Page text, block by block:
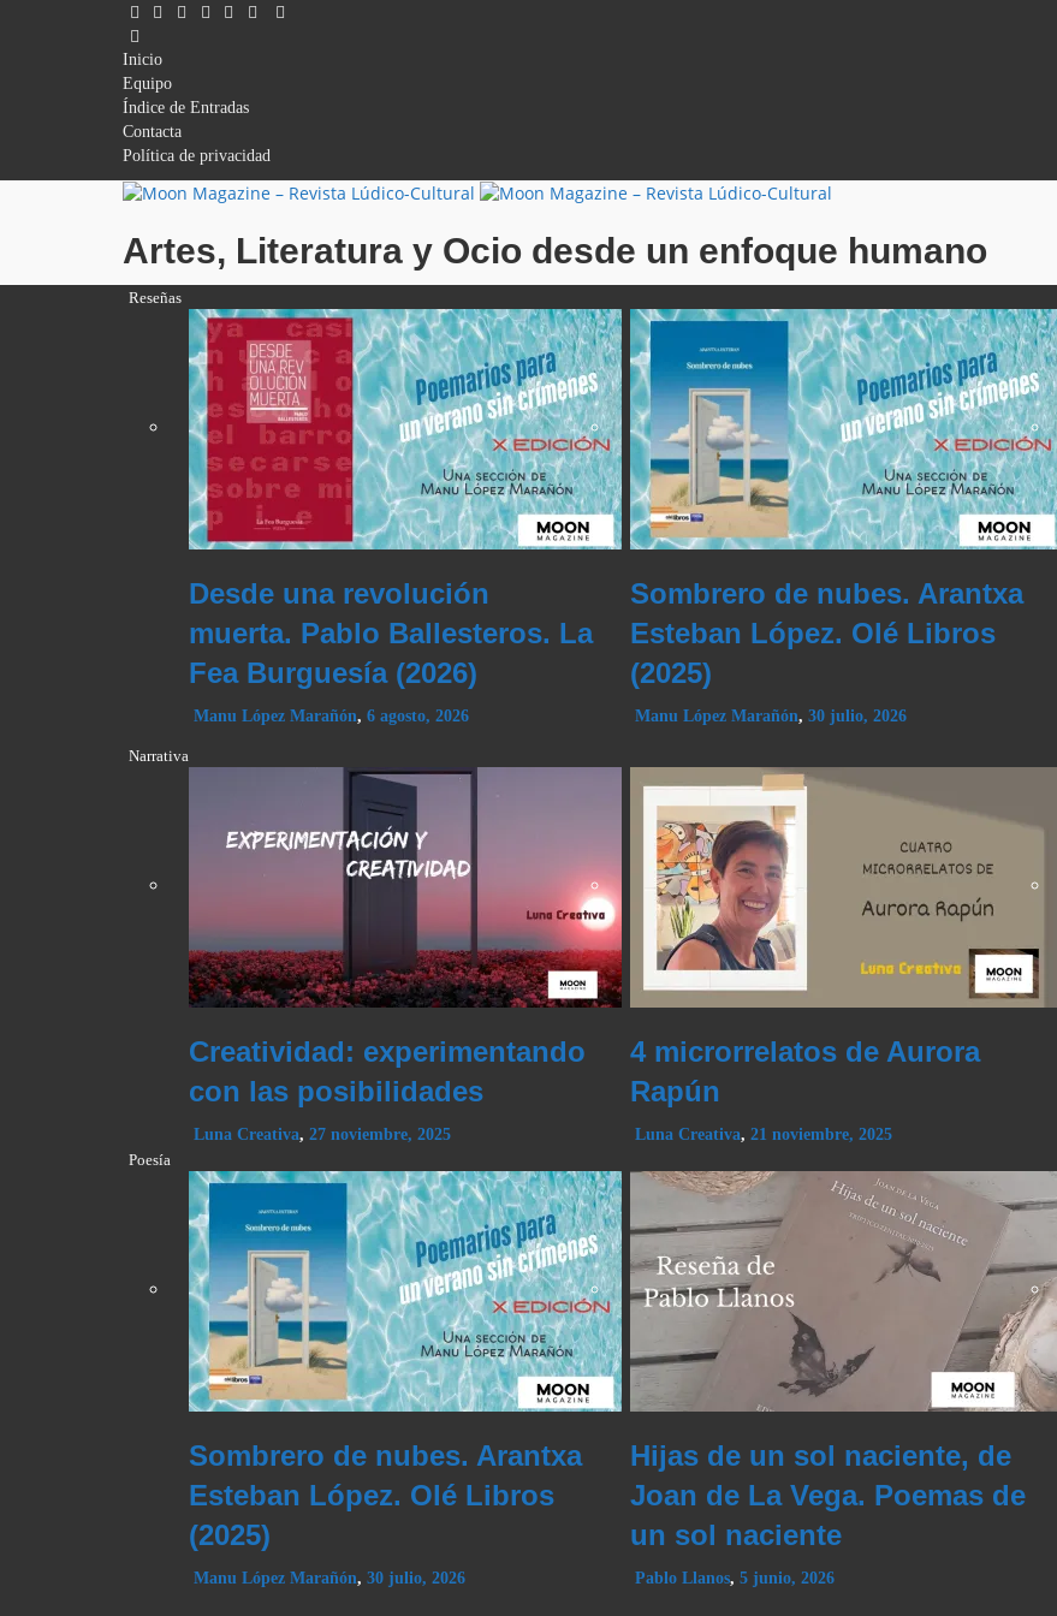
Inicio
Equipo
Índice de Entradas
Contacta
Política de privacidad
Artes, Literatura y Ocio desde un enfoque humano
Reseñas
Desde una revolución
muerta. Pablo Ballesteros. La
Fea Burguesía (2026)
Manu López Marañón, 6 agosto, 2026
Sombrero de nubes. Arantxa
Esteban López. Olé Libros
(2025)
Manu López Marañón, 30 julio, 2026
Narrativa
Creatividad: experimentando
con las posibilidades
Luna Creativa, 27 noviembre, 2025
4 microrrelatos de Aurora
Rapún
Luna Creativa, 21 noviembre, 2025
Poesía
Sombrero de nubes. Arantxa
Esteban López. Olé Libros
(2025)
Manu López Marañón, 30 julio, 2026
Hijas de un sol naciente, de
Joan de La Vega. Poemas de
un sol naciente
Pablo Llanos, 5 junio, 2026